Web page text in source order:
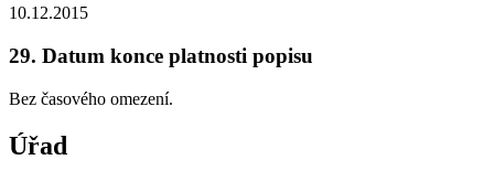
10.12.2015
29. Datum konce platnosti popisu
Bez časového omezení.
Úřad